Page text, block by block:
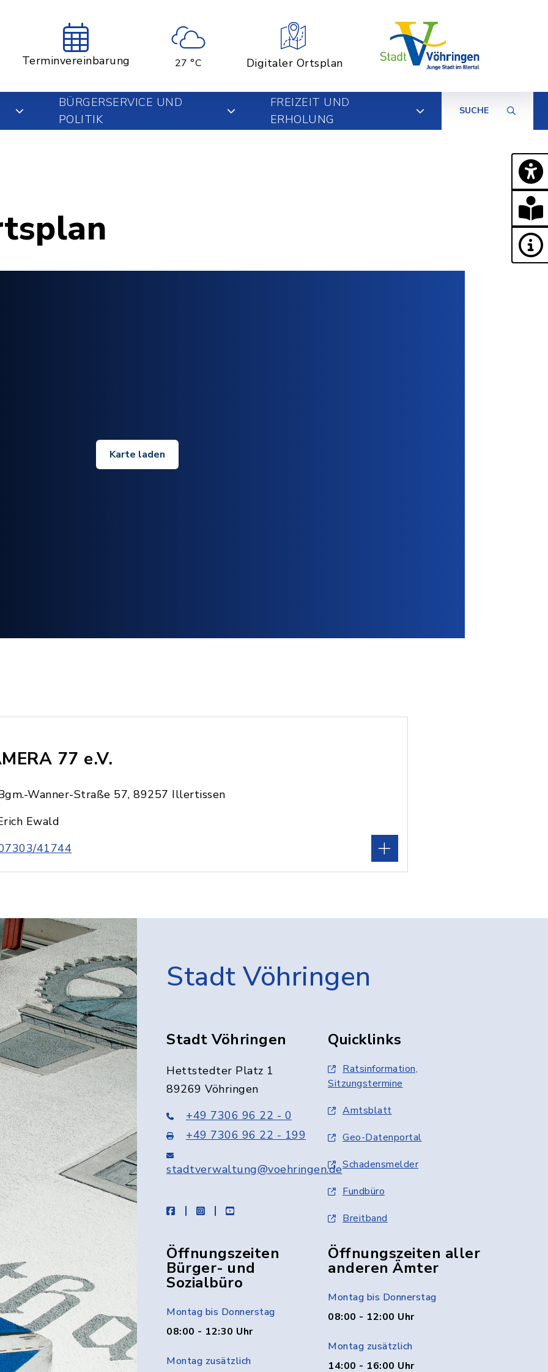
Terminvereinbarung 27 °C Digitaler Ortsplan
BÜRGERSERVICE UND
POLITIK
FREIZEIT UND
ERHOLUNG
SUCHE
Karte laden
77 e.V.
Wanner-Straße 57, 89257 Illertissen
Ewald
41744
Stadt Vöhringen
Stadt Vöhringen
Hettstedter Platz 1
89269 Vöhringen
+49 7306 96 22 - 0
+49 7306 96 22 - 199
stadtverwaltung@voehringen.de
facebookinstagramyoutube
Quicklinks
Ratsinformation,
Sitzungstermine
Amtsblatt
Geo-Datenportal
Schadensmelder
Fundbüro
Breitband
Öffnungszeiten
Bürger- und
Sozialbüro
Montag bis Donnerstag
08:00 - 12:30 Uhr
Montag zusätzlich
Öffnungszeiten aller
anderen Ämter
Montag bis Donnerstag
08:00 - 12:00 Uhr
Montag zusätzlich
14:00 - 16:00 Uhr